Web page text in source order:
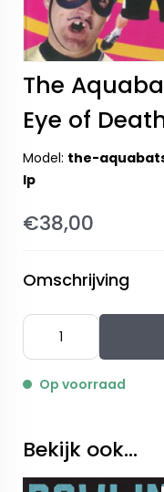
The
Eye of
Model: the-
lp
€38,00
Omschrijving
Op voorraad
Bekijk ook...